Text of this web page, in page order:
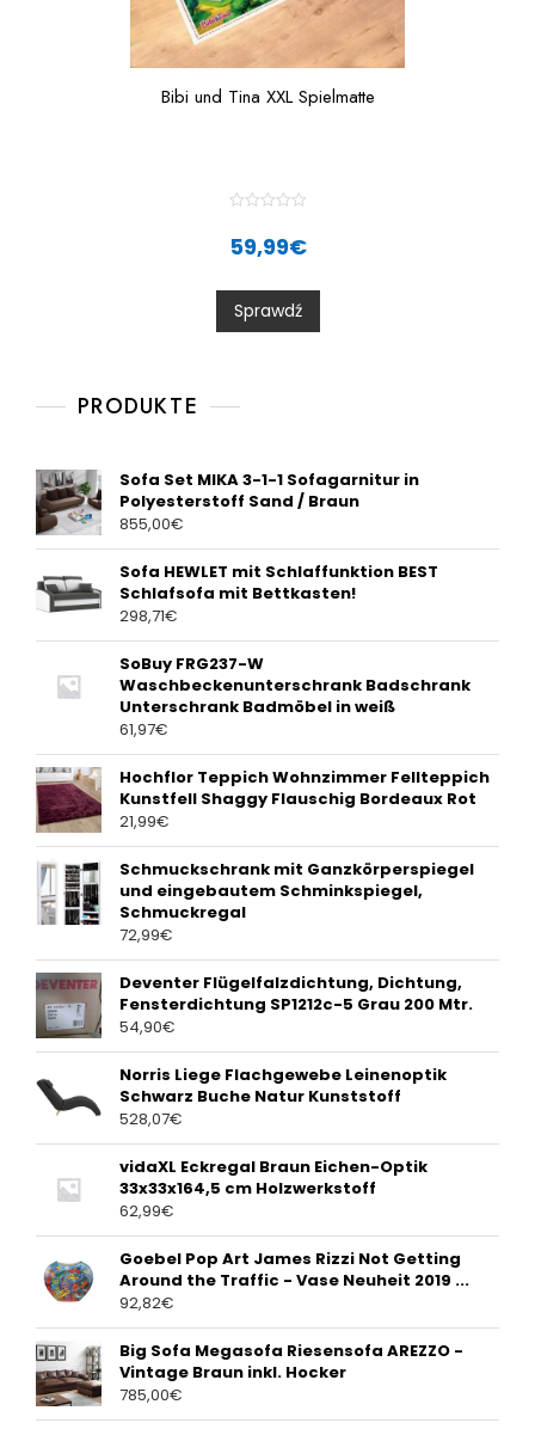
Bibi und Tina XXL Spielmatte
t
0
o
u
t
59,99€
Sprawdź
PRODUKTE
Sofa Set MIKA 3-1-1 Sofagarnitur in
Polyesterstoff Sand / Braun
855,00€
Sofa HEWLET mit Schlaffunktion BEST
Schlafsofa mit Bettkasten!
298,71€
SoBuy FRG237-W
Waschbeckenunterschrank Badschrank
Unterschrank Badmöbel in weiß
61,97€
Hochflor Teppich Wohnzimmer Fellteppich
Kunstfell Shaggy Flauschig Bordeaux Rot
21,99€
Schmuckschrank mit Ganzkörperspiegel
und eingebautem Schminkspiegel,
Schmuckregal
72,99€
Deventer Flügelfalzdichtung, Dichtung,
Fensterdichtung SP1212c-5 Grau 200 Mtr.
54,90€
Norris Liege Flachgewebe Leinenoptik
Schwarz Buche Natur Kunststoff
528,07€
vidaXL Eckregal Braun Eichen-Optik
33x33x164,5 cm Holzwerkstoff
62,99€
Goebel Pop Art James Rizzi Not Getting
Around the Traffic - Vase Neuheit 2019 ...
92,82€
Big Sofa Megasofa Riesensofa AREZZO -
Vintage Braun inkl. Hocker
785,00€